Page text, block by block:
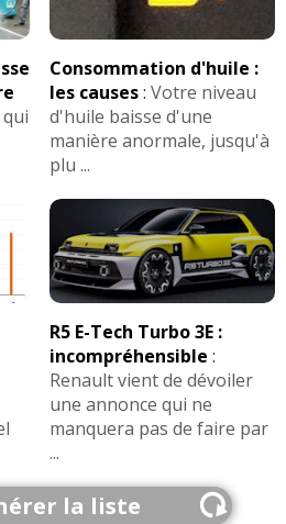
Consommation d'huile :
les causes: Votre niveau
d'huile baisse d'une
manière anormale, jusqu'à
plu ...
R5 E-Tech Turbo 3E :
incompréhensible :
Renault vient de dévoiler
une annonce qui ne
manquera pas de faire par
...
la liste